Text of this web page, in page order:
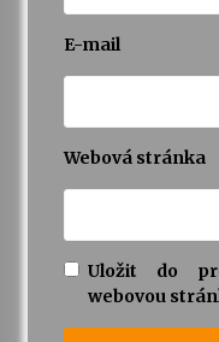
E-mail
Webová stránka
Uložit do
webovou